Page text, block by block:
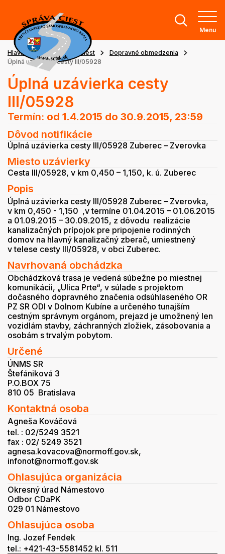
Menu
Hlavná stránka Stav ciest
Dopravné obmedzenia
Úplná uzávierka cesty III/05928
Úplná uzávierka cesty
III/05928
Termín: od 1.4.2015 do 30.9.2015, 23:59
Dôvod notifikácie
Úplná uzávierka cesty III/05928 Zuberec – Zverovka
Miesto uzávierky
Cesta III/05928, v km 0,450 – 1,150, k. ú. Zuberec
Popis
Úplná uzávierka cesty III/05928 Zuberec – Zverovka,
v km 0,450 - 1,150 ,v termíne 01.04.2015 – 01.06.2015
a 01.09.2015 – 30.09.2015, z dôvodu realizácie
kanalizačných prípojok pre pripojenie rodinných
domov na hlavný kanalizačný zberač, umiestnený
v telese cesty III/05928, v obci Zuberec.
Navrhovaná obchádzka
Obchádzková trasa je vedená súbežne po miestnej
komunikácii, „Ulica Prte“, v súlade s projektom
dočasného dopravného značenia odsúhlaseného OR
PZ SR ODI v Dolnom Kubíne a určeného tunajším
cestným správnym orgánom, prejazd je umožnený len
vozidlám stavby, záchranných zložiek, zásobovania a
osobám s trvalým pobytom.
Určené
ÚNMS SR
Štefániková 3
P.O.BOX 75
810 05 Bratislava
Kontaktná osoba
Agneša Kováčová
tel. : 02/5249 3521
fax : 02/ 5249 3521
agnesa.kovacova@normoff.gov.sk,
infonot@normoff.gov.sk
Ohlasujúca organizácia
Okresný úrad Námestovo
Odbor CDaPK
029 01 Námestovo
Ohlasujúca osoba
Ing. Jozef Fendek
tel.: +421-43-5581452 kl. 511